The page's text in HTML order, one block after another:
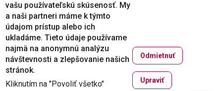
Copyright © 2005-2026
Prešovská univerzita v Prešove
Created by
ActivIT
vašu používateľskú skúsenosť. My
a naši partneri máme k týmto
údajom prístup alebo ich
ukladáme. Tieto údaje používame
najmä na anonymnú analýzu
návštevnosti a zlepšovanie našich
stránok.
Kliknutím na "Povoliť všetko"
Odmietnuť
Upraviť